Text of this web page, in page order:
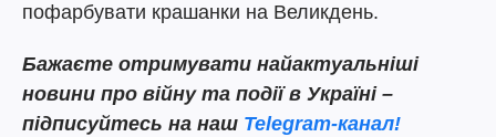
пофарбувати крашанки на Великдень.
Бажаєте отримувати найактуальніші
новини про війну та події в Україні –
підписуйтесь на наш Telegram-канал!